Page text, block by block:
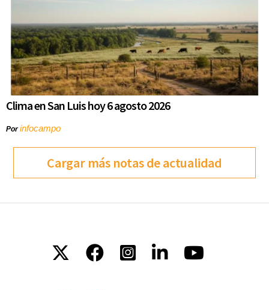
Clima en San Luis hoy 6 agosto 2026
Porinfocampo
Cargar más notas de actualidad